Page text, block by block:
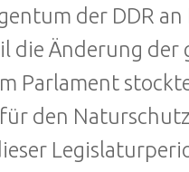
der DDR
die Änderung der
Parlament
den